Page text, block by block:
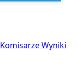
KomisarzeWyniki